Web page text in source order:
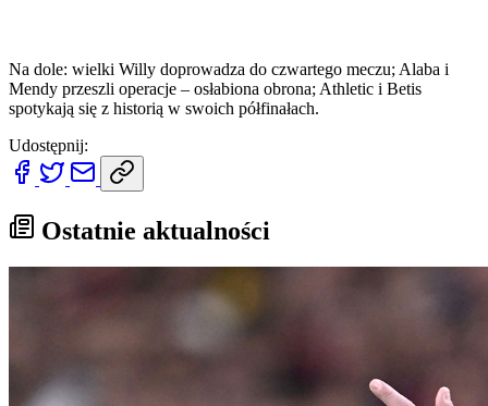
Na dole: wielki Willy doprowadza do czwartego meczu; Alaba i
Mendy przeszli operacje – osłabiona obrona; Athletic i Betis
spotykają się z historią w swoich półfinałach.
Udostępnij:
Ostatnie aktualności